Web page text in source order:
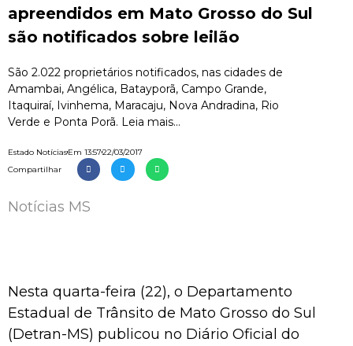
apreendidos em Mato Grosso do Sul
são notificados sobre leilão
São 2.022 proprietários notificados, nas cidades de
Amambai, Angélica, Batayporã, Campo Grande,
Itaquiraí, Ivinhema, Maracaju, Nova Andradina, Rio
Verde e Ponta Porã. Leia mais...
Estado NotíciasEm 13:5722/03/2017
Compartilhar
Notícias MS
Nesta quarta-feira (22), o Departamento
Estadual de Trânsito de Mato Grosso do Sul
(Detran-MS) publicou no Diário Oficial do